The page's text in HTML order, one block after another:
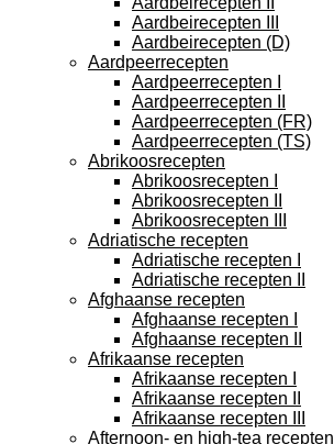
Aardbeirecepten III
Aardbeirecepten (D)
Aardpeerrecepten
Aardpeerrecepten I
Aardpeerrecepten II
Aardpeerrecepten (FR)
Aardpeerrecepten (TS)
Abrikoosrecepten
Abrikoosrecepten I
Abrikoosrecepten II
Abrikoosrecepten III
Adriatische recepten
Adriatische recepten I
Adriatische recepten II
Afghaanse recepten
Afghaanse recepten I
Afghaanse recepten II
Afrikaanse recepten
Afrikaanse recepten I
Afrikaanse recepten II
Afrikaanse recepten III
Afternoon- en high-tea recepten